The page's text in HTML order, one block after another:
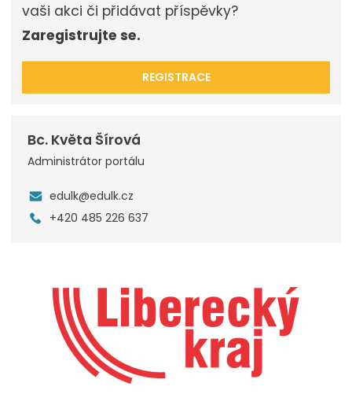
vaši akci či přidávat příspěvky?
Zaregistrujte se.
REGISTRACE
Bc. Květa Šírová
Administrátor portálu
edulk@edulk.cz
+420 485 226 637